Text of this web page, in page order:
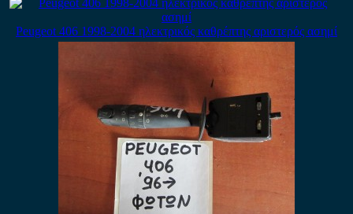
Peugeot 406 1998-2004 ηλεκτρικός καθρέπτης αριστερός ασημί